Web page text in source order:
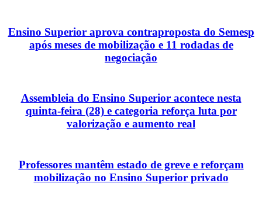
Ensino Superior aprova contraproposta do Semesp
após meses de mobilização e 11 rodadas de
negociação
Assembleia do Ensino Superior acontece nesta
quinta-feira (28) e categoria reforça luta por
valorização e aumento real
Professores mantêm estado de greve e reforçam
mobilização no Ensino Superior privado